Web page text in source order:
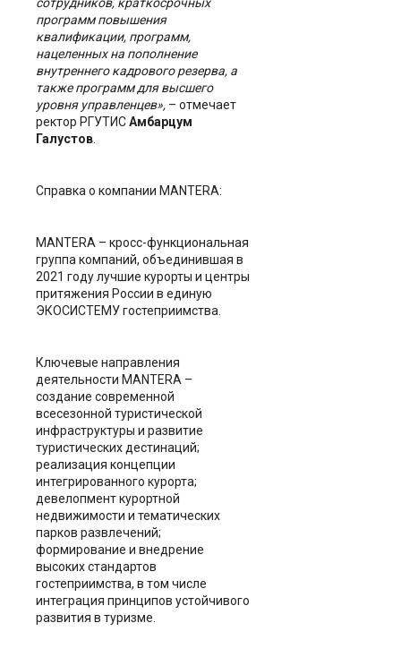
программ повышения
квалификации, программ,
нацеленных на пополнение
внутреннего кадрового резерва, а
также программ для высшего
уровня управленцев», – отмечает
ректор РГУТИСАмбарцум
Галустов
Справка о компании MANTERA:
MANTERA – кросс-функциональная
группа компаний, объединившая в
2021 году лучшие курорты и центры
притяжения России в единую
ЭКОСИСТЕМУ гостеприимства.
Ключевые направления
деятельности MANTERA –
создание современной
всесезонной туристической
инфраструктуры и развитие
туристических дестинаций;
реализация концепции
интегрированного курорта;
девелопмент курортной
недвижимости и тематических
парков развлечений;
формирование и внедрение
высоких стандартов
гостеприимства, в том числе
интеграция принципов устойчивого
развития в туризме.